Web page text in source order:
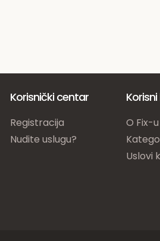
Korisnički centar
Registracija
Nudite uslugu?
O Fix-u
Uslovi